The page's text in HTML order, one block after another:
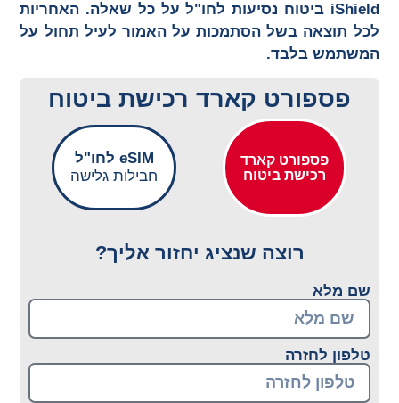
iShield ביטוח נסיעות לחו"ל על כל שאלה. האחריות
לכל תוצאה בשל הסתמכות על האמור לעיל תחול על
המשתמש בלבד.
פספורט קארד רכישת ביטוח
פספורט קארד
רכישת ביטוח
eSIM לחו"ל
חבילות גלישה
רוצה שנציג יחזור אליך?
שם מלא
טלפון לחזרה